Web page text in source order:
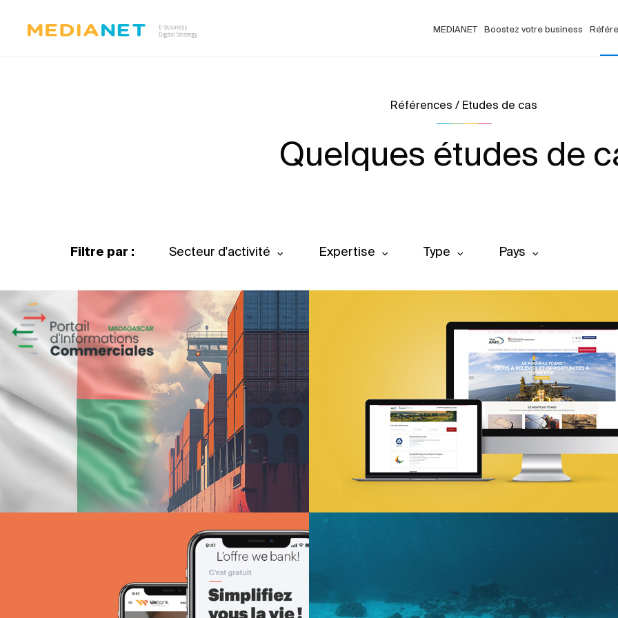
MEDIANET Boostez votre business
Références / Etudes de cas
Quelques études de
Filtre par : Secteur d'activité Expertise Type Pays
ANIE TCHAD
UX/UI design
Plateformes digitales
Web, Intranet et Extranet
18ÈME SOMMET DE LA
Infogérance et Hosting
Web, Intranet et Extranet
Activation digitale & média
Web, Intranet et Extranet
Plateformes digitales